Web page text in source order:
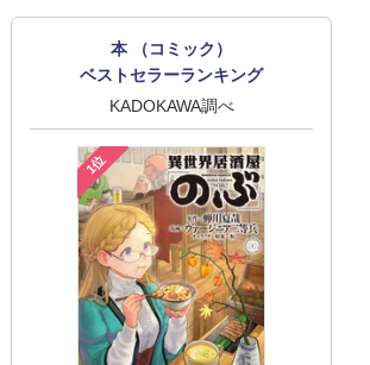
本 （コミック）
ベストセラーランキング
KADOKAWA調べ
1位